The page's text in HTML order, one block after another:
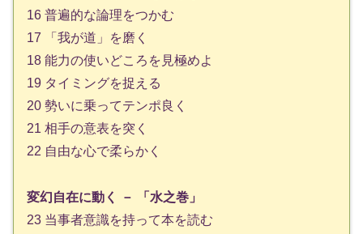
16 普遍的な論理をつかむ
17 「我が道」を磨く
18 能力の使いどころを見極めよ
19 タイミングを捉える
20 勢いに乗ってテンポ良く
21 相手の意表を突く
22 自由な心で柔らかく
変幻自在に動く － 「水之巻」
23 当事者意識を持って本を読む